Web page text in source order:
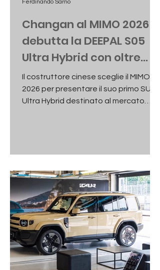
Changan al MIMO 2026 |
debutta la DEEPAL S05
Ultra Hybrid con oltre
1.000 km di autonomia
Il costruttore cinese sceglie il MIMO
2026 per presentare il suo primo SUV
Ultra Hybrid destinato al mercato
Ferdinando Sarno